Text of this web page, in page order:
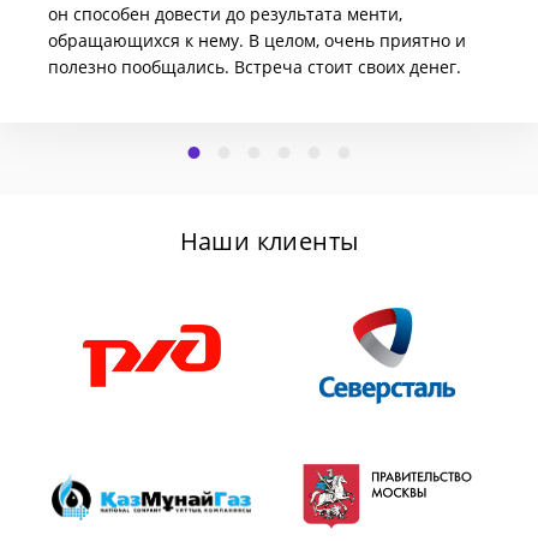
он способен довести до результата менти,
обращающихся к нему. В целом, очень приятно и
полезно пообщались. Встреча стоит своих денег.
Наши клиенты